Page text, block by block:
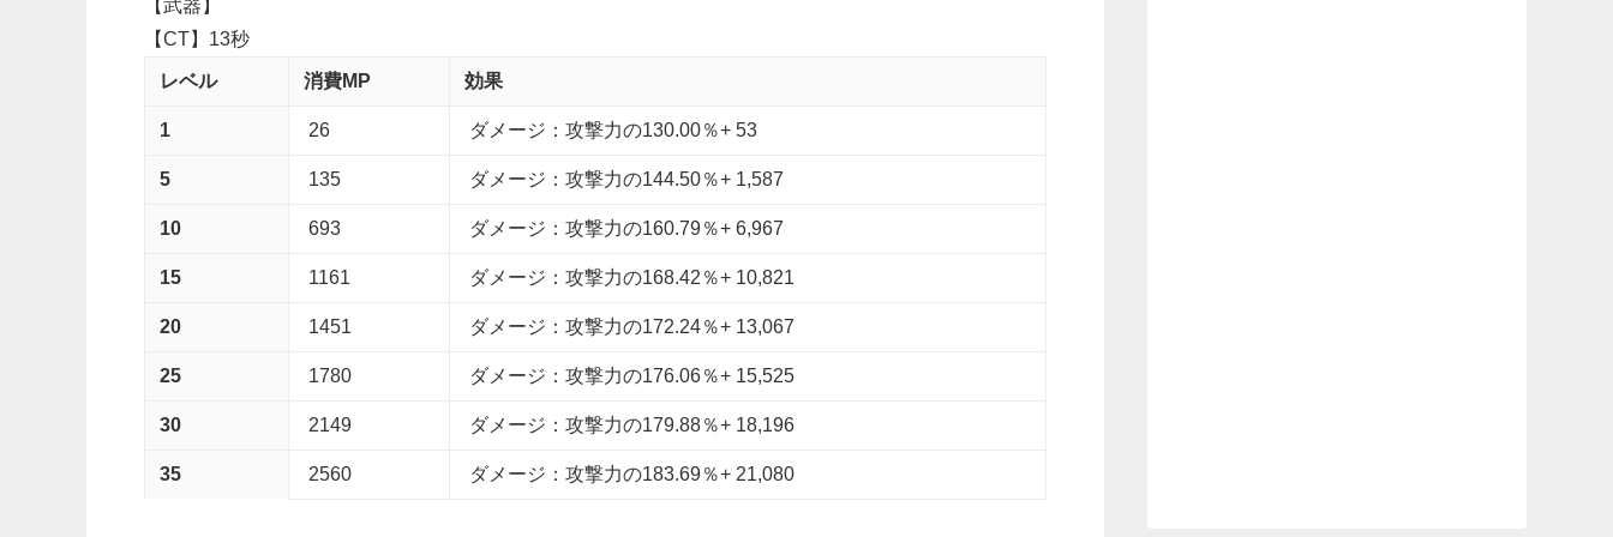
【武器】
【CT】13秒
レベル 消費MP 効果
1 26 ダメージ：攻撃力の130.00％+ 53
5 135 ダメージ：攻撃力の144.50％+ 1,587
10 693 ダメージ：攻撃力の160.79％+ 6,967
15 1161 ダメージ：攻撃力の168.42％+ 10,821
20 1451 ダメージ：攻撃力の172.24％+ 13,067
25 1780 ダメージ：攻撃力の176.06％+ 15,525
30 2149 ダメージ：攻撃力の179.88％+ 18,196
35 2560 ダメージ：攻撃力の183.69％+ 21,080